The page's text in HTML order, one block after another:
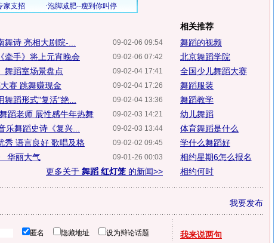
09-02-06 09:54
诗 亮相大剧院-...
09-02-06 07:42
牵手》将上元宵晚会
09-02-04 17:41
舞蹈室场景盘点
09-02-04 17:26
赛 跳舞赚现金
09-02-04 13:36
舞蹈形式"复活"绝...
09-02-03 14:21
蹈老师 展性感牛年热舞
09-02-03 13:44
乐舞蹈史诗《复兴...
09-02-02 09:45
秀 语言良好 歌唱及格
09-01-26 00:03
华丽大气
更多关于 舞蹈 红灯笼 的新闻>>
相关推荐
舞蹈的视频
北京舞蹈学院
全国少儿舞蹈大赛
舞蹈服装
舞蹈教学
幼儿舞蹈
体育舞蹈是什么
学什么舞蹈好
相约星期6怎么报名
相约何时
我要发布
匿名 隐藏地址 设为辩论话题 我来说两句